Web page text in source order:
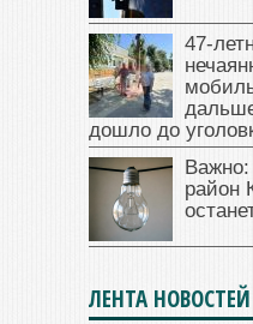
дошло до
Важно:
район
ЛЕНТА